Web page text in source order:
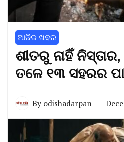
ଆଜିର ଖବର
ଶୀତରୁ ନାହିଁ
ତଳେ ୧୩ ସହରର
By odishadarpan